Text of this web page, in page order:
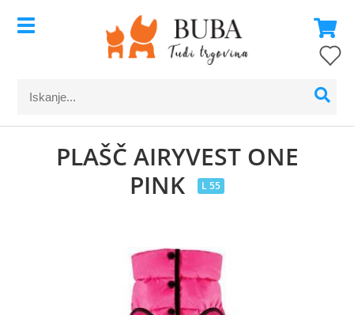
PLAŠČ AIRYVEST ONE
PINK
L 55